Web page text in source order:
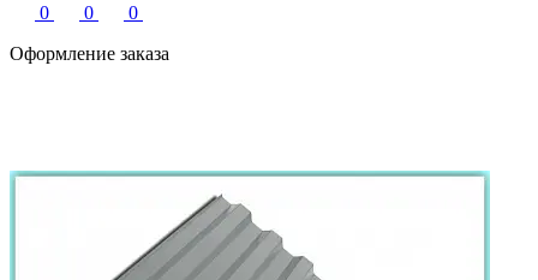
0 0
0
Оформление заказа